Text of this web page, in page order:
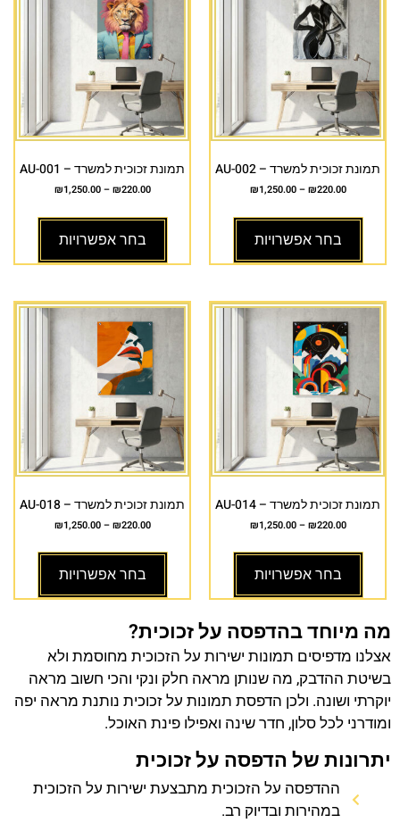
תמונת זכוכית למשרד – AU-002
₪220.00
–
₪1,250.00
בחר אפשרויות
תמונת זכוכית למשרד – AU-001
₪220.00
–
₪1,250.00
בחר אפשרויות
תמונת זכוכית למשרד – AU-014
₪220.00
–
₪1,250.00
בחר אפשרויות
תמונת זכוכית למשרד – AU-018
₪220.00
–
₪1,250.00
בחר אפשרויות
מה מיוחד בהדפסה על זכוכית?
אצלנו מדפיסים תמונות ישירות על הזכוכית מחוסמת ולא
בשיטת ההדבק, מה שנותן מראה חלק ונקי והכי חשוב מראה
יוקרתי ושונה. ולכן הדפסת תמונות על זכוכית נותנת מראה יפה
ומודרני לכל סלון, חדר שינה ואפילו פינת האוכל.
יתרונות של הדפסה על זכוכית
ההדפסה על הזכוכית מתבצעת ישירות על הזכוכית
במהירות ובדיוק רב.